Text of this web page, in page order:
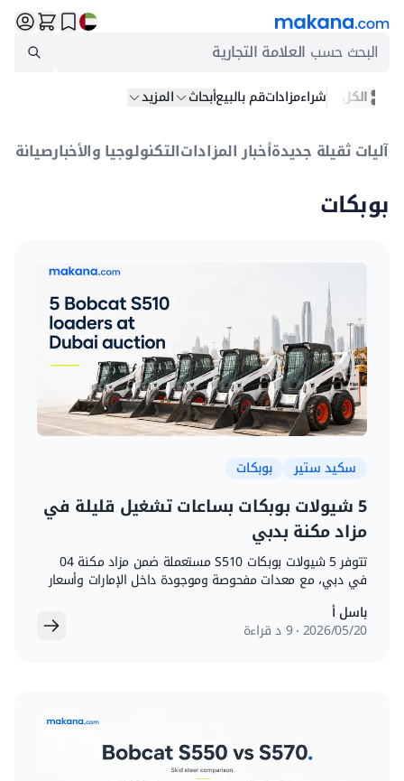
البحث حسب العلامة التجارية
الكل شراءمزاداتقم بالبيعأبحاث المزيد
آليات ثقيلة جديدةأخبار المزاداتالتكنولوجيا والأخبارصيانة
بوبكات
سكيد ستير بوبكات
5 شيولات بوبكات بساعات تشغيل قليلة في
مزاد مكنة بدبي
تتوفر 5 شيولات بوبكات S510 مستعملة ضمن مزاد مكنة 04
في دبي، مع معدات مفحوصة وموجودة داخل الإمارات وأسعار
بداية من 5,000 دولار.
باسل أ
20‏/05‏/2026 9 د قراءة